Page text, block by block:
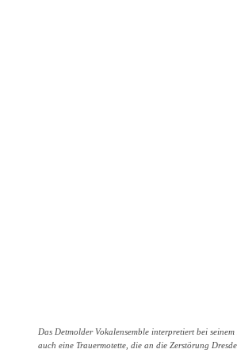
Das Detmolder Vokalensemble interpretiert bei seinem
auch eine Trauermotette, die an die Zerstörung